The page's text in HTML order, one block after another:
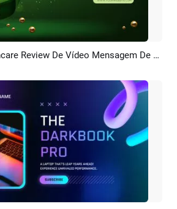
visualizar Criar IA Verde Moderno Skincare Review De Vídeo Mensagem De Produto